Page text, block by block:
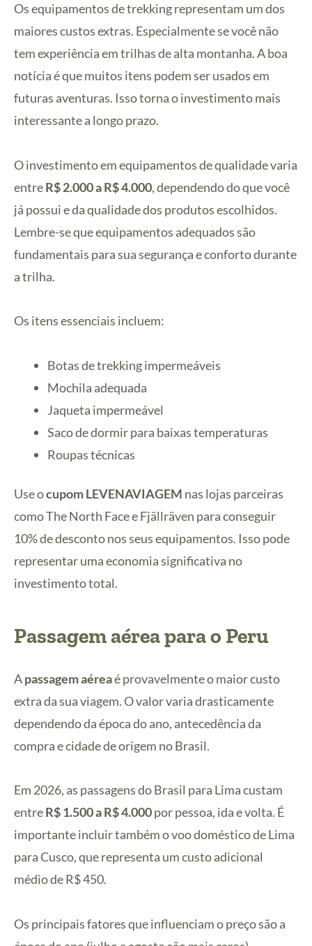
Os equipamentos de trekking representam um dos
maiores custos extras. Especialmente se você não
tem experiência em trilhas de alta montanha. A boa
notícia é que muitos itens podem ser usados em
futuras aventuras. Isso torna o investimento mais
interessante a longo prazo.
O investimento em equipamentos de qualidade varia
entreR$ 2.000 a R$ 4.000, dependendo do que você
já possui e da qualidade dos produtos escolhidos.
Lembre-se que equipamentos adequados são
fundamentais para sua segurança e conforto durante
a trilha.
Os itens essenciais incluem:
Botas de trekking impermeáveis
Mochila adequada
Jaqueta impermeável
Saco de dormir para baixas temperaturas
Roupas técnicas
Use ocupom LEVENAVIAGEM nas lojas parceiras
como The North Face e Fjällräven para conseguir
10% de desconto nos seus equipamentos. Isso pode
representar uma economia significativa no
investimento total.
Passagem aérea para o Peru
Apassagem aéreaé provavelmente o maior custo
extra da sua viagem. O valor varia drasticamente
dependendo da época do ano, antecedência da
compra e cidade de origem no Brasil.
Em 2026, as passagens do Brasil para Lima custam
entreR$ 1.500 a R$ 4.000por pessoa, ida e volta. É
importante incluir também o voo doméstico de Lima
para Cusco, que representa um custo adicional
médio de R$ 450.
Os principais fatores que influenciam o preço são a